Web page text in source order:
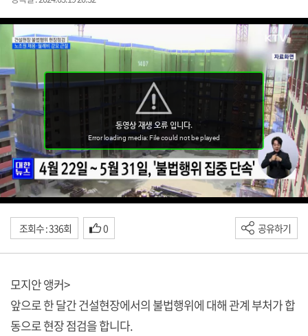
조회수 : 336회 0 공유하기
모지안 앵커>
앞으로 한 달간 건설현장에서의 불법행위에 대해 관계 부처가 합
동으로 현장 점검을 합니다.